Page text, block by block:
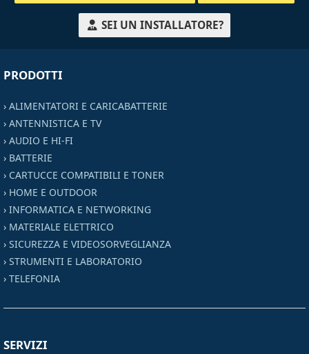
SEI UN INSTALLATORE?
PRODOTTI
› ALIMENTATORI E CARICABATTERIE
› ANTENNISTICA E TV
› AUDIO E HI-FI
› BATTERIE
› CARTUCCE COMPATIBILI E TONER
› HOME E OUTDOOR
› INFORMATICA E NETWORKING
› MATERIALE ELETTRICO
› SICUREZZA E VIDEOSORVEGLIANZA
› STRUMENTI E LABORATORIO
› TELEFONIA
SERVIZI